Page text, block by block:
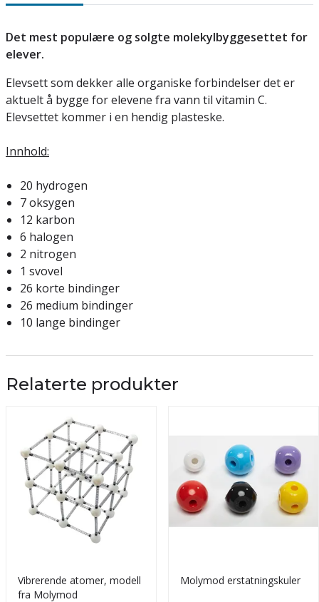
Det mest populære og solgte molekylbyggesettet for
elever.
Elevsett som dekker alle organiske forbindelser det er
aktuelt å bygge for elevene fra vann til vitamin C.
Elevsettet kommer i en hendig plasteske.
Innhold:
20 hydrogen
7 oksygen
12 karbon
6 halogen
2 nitrogen
1 svovel
26 korte bindinger
26 medium bindinger
10 lange bindinger
Relaterte produkter
Vibrerende atomer, modell
fra Molymod
Molymod erstatningskuler